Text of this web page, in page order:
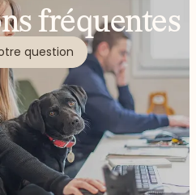
fréquentes
question